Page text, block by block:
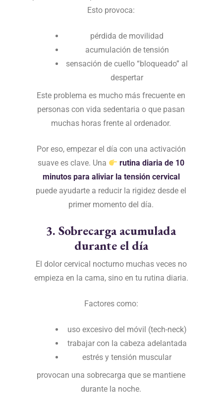
Esto provoca:
pérdida de movilidad
acumulación de tensión
sensación de cuello “bloqueado” al
despertar
Este problema es mucho más frecuente en
personas con vida sedentaria o que pasan
muchas horas frente al ordenador.
Por eso, empezar el día con una activación
suave es clave. Una
rutina diaria de 10
minutos para aliviar la tensión cervical
puede ayudarte a reducir la rigidez desde el
primer momento del día.
3. Sobrecarga acumulada
durante el día
El dolor cervical nocturno muchas veces no
empieza en la cama, sino en tu rutina diaria.
Factores como:
uso excesivo del móvil (tech-neck)
trabajar con la cabeza adelantada
estrés y tensión muscular
provocan una sobrecarga que se mantiene
durante la noche.